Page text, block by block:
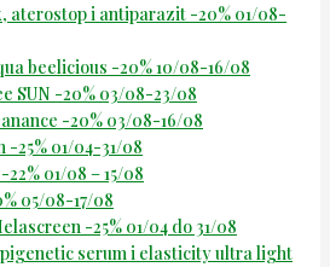
aterostop i antiparazit -20% 01/08-
beelicious -20% 10/08-16/08
SUN -20% 03/08-23/08
-20% 03/08-16/08
-25% 01/04-31/08
22% 01/08 – 15/08
05/08-17/08
-25% 01/04 do 31/08
serum i elasticity ultra light